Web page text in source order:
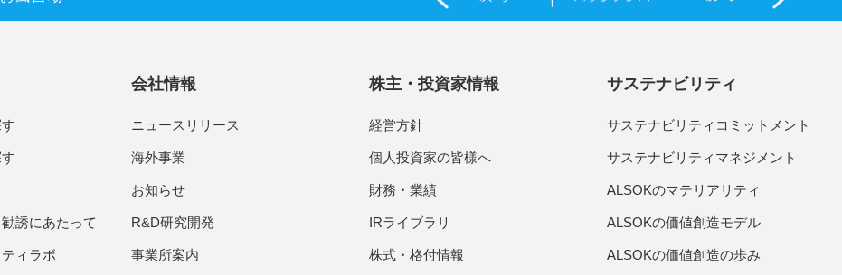
誘にあたって
ィラボ
会社情報
ニュースリリース
海外事業
お知らせ
R&D研究開発
事業所案内
株主・投資家情報
経営方針
個人投資家の皆様へ
財務・業績
IRライブラリ
株式・格付情報
サステナビリティ
サステナビリティコミットメント
サステナビリティマネジメント
ALSOKのマテリアリティ
ALSOKの価値創造モデル
ALSOKの価値創造の歩み